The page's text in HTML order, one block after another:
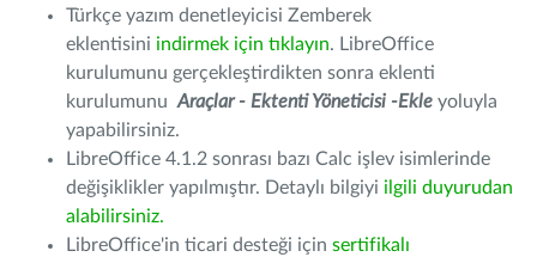
Türkçe yazım denetleyicisi Zemberek
eklentisini indirmek için tıklayın. LibreOffice
kurulumunu gerçekleştirdikten sonra eklenti
kurulumunu Araçlar - Ektenti Yöneticisi -Ekle yoluyla
yapabilirsiniz.
LibreOffice 4.1.2 sonrası bazı Calc işlev isimlerinde
değişiklikler yapılmıştır. Detaylı bilgiyi ilgili duyurudan
alabilirsiniz.
LibreOffice'in ticari desteği için sertifikalı